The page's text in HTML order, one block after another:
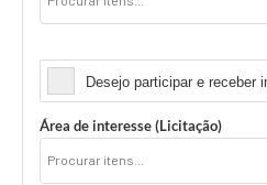
Desejo participar e receber
Área de interesse (Licitação)